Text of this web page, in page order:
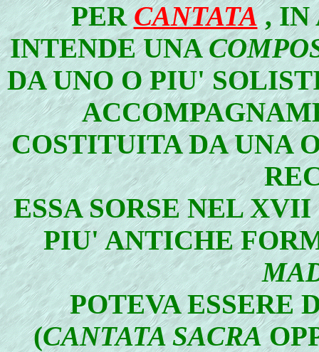
PERCANTATA, IN
INTENDE UNA
DA UNO O PIU'
COSTITUITA DA UNA
ESSA SORSE NEL
PIU' ANTICHE
POTEVA ESSERE
(CANTATA SACRA